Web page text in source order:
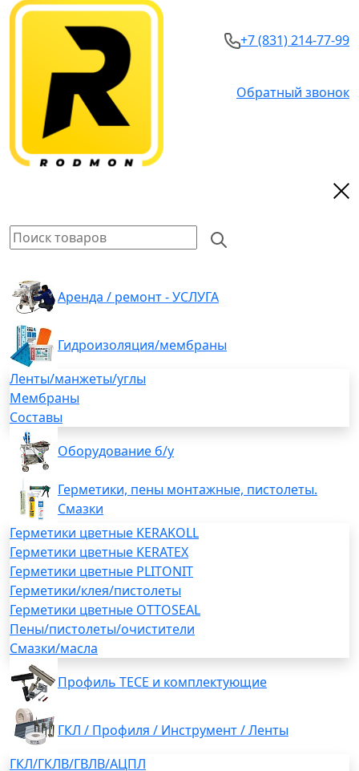
+7 (831) 214-77-99
Обратный звонок
Аренда / ремонт - УСЛУГА
Гидроизоляция/мембраны
Ленты/манжеты/углы
Мембраны
Составы
Оборудование б/у
Герметики, пены монтажные, пистолеты.
Смазки
Герметики цветные KERAKOLL
Герметики цветные KERATEX
Герметики цветные PLITONIT
Герметики/клея/пистолеты
Герметики цветные OTTOSEAL
Пены/пистолеты/очистители
Смазки/масла
Профиль TECE и комплектующие
ГКЛ / Профиля / Инструмент / Ленты
ГКЛ/ГКЛВ/ГВЛВ/АЦПЛ